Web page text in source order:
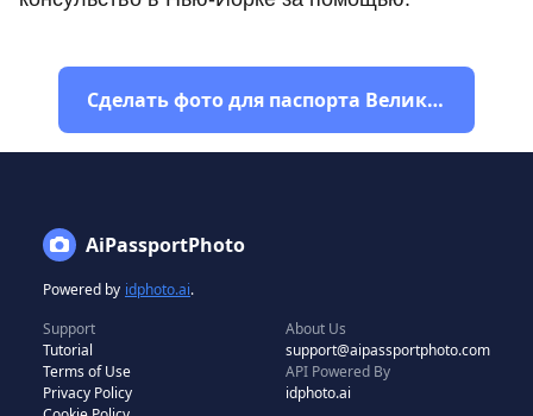
Сделать фото для паспорта Великобритании
AiPassportPhoto
Powered by idphoto.ai.
Support
Tutorial
Terms of Use
Privacy Policy
About Us
support@aipassportphoto.com
API Powered By
idphoto.ai